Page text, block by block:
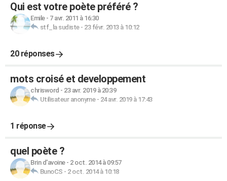
Qui est votre poète préféré ?
Emile- 7 avr. 2011 à 16:30
stf_la sudiste- 23 févr. 2013 à 10:12
20 réponses
mots croisé et developpement
chrisword - 23 avr. 2019 à 20:39
Utilisateur anonyme- 24 avr. 2019 à 17:43
1 réponse
quel poète ?
Brin d'avoine- 2 oct. 2014 à 09:57
BunoCS - 2 oct. 2014 à 10:18